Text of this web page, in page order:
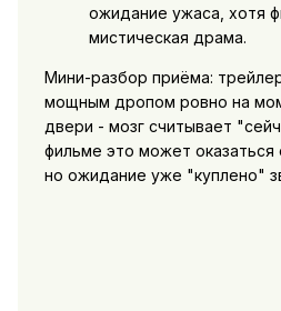
ожидание ужаса, хотя
мистическая драма.
Мини-разбор приёма:
мощным дропом ровно на
двери - мозг считывает
фильме это может
но ожидание уже "куплено"